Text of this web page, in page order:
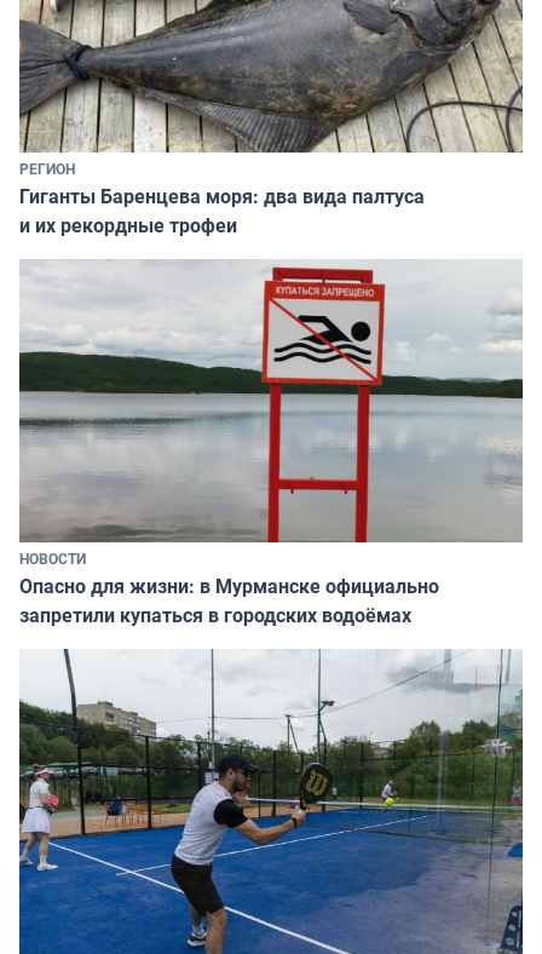
РЕГИОН
Гиганты Баренцева моря: два вида палтуса
и их рекордные трофеи
НОВОСТИ
Опасно для жизни: в Мурманске официально
запретили купаться в городских водоёмах